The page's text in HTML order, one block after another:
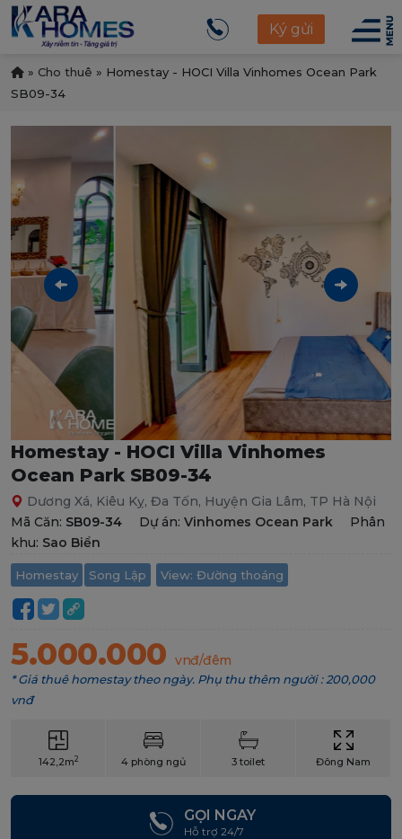
Ký gửi
» Cho thuê » Homestay - HOCI Villa Vinhomes Ocean Park
SB09-34
Homestay - HOCI Villa Vinhomes
Ocean Park SB09-34
Dương Xá, Kiêu Kỵ, Đa Tốn, Huyện Gia Lâm, TP Hà Nội
Mã Căn: SB09-34 Dự án: Vinhomes Ocean Park
Phân
khu: Sao Biển
Homestay Song Lập View: Đường thoáng
5.000.000 vnđ/đêm
* Giá thuê homestay theo ngày. Phụ thu thêm người : 200,000
vnđ
142,2m2 4 phòng ngủ 3 toilet Đông Nam
GỌI NGAY
Hỗ trợ 24/7